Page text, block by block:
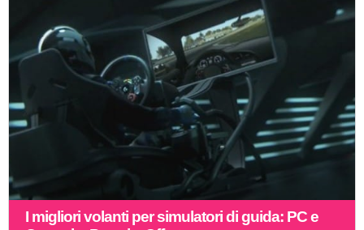
I migliori volanti per simulatori di guida: PC e